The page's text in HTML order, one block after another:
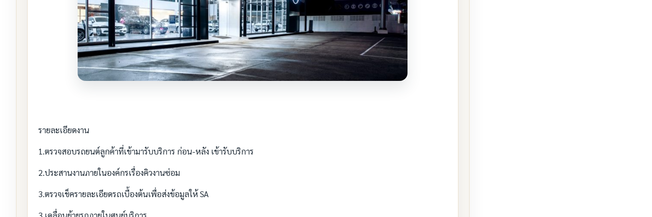
รายละเอียดงาน
1.ตรวจสอบรถยนต์ลูกค้าที่เข้ามารับบริการ ก่อน-หลัง เข้ารับบริการ
2.ประสานงานภายในองค์กรเรื่องคิวงานซ่อม
3.ตรวจเช็ครายละเอียดรถเบื้องต้นเพื่อส่งข้อมูลให้ SA